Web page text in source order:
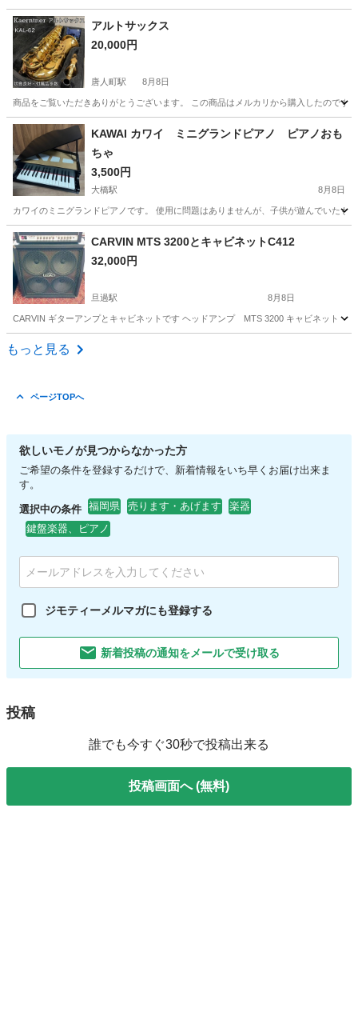
福岡 宗像市 弦楽器、ギター
アルトサックス
20,000円
唐人町駅 8月8日
商品をご覧いただきありがとうございます。 この商品はメルカリから購入したので
福岡 福岡市 唐人町駅 管楽器、笛、ハーモニカ 商品
KAWAI カワイ ミニグランドピアノ ピアノおも
ちゃ
3,500円
大橋駅 8月8日
カワイのミニグランドピアノです。 使用に問題はありませんが、子供が遊んでいた
福岡 福岡市 鍵盤楽器、ピアノ
CARVIN MTS 3200とキャビネットC412
32,000円
旦過駅 8月8日
CARVIN ギターアンプとキャビネットです ヘッドアンプ MTS 3200 キャビネット
福岡 北九州市
もっと見る
ページTOPへ
欲しいモノが見つからなかった方
ご希望の条件を登録するだけで、新着情報をいち早くお届け出来ま
す。
選択中の条件 福岡県 売ります・あげます
楽器
鍵盤楽器、ピアノ
ジモティーメルマガにも登録する
新着投稿の通知をメールで受け取る
投稿
誰でも今すぐ30秒で投稿出来る
投稿画面へ (無料)